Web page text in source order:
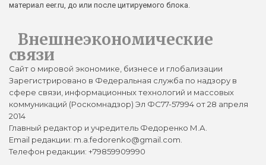
материал eer.ru, до или после цитируемого блока.
Внешнеэкономические
связи
Сайт о мировой экономике, бизнесе и глобализации
Зарегистрировано в Федеральная служба по надзору в
сфере связи, информационных технологий и массовых
коммуникаций (Роскомнадзор) Эл ФС77-57994 от 28 апреля
2014
Главный редактор и учредитель Федоренко М.А.
Email редакции: m.a.fedorenko@gmail.com.
Телефон редакции: +79859909990